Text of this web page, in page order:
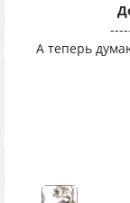
А теперь